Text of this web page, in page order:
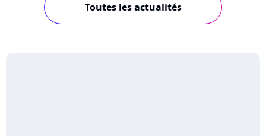
Toutes les actualités